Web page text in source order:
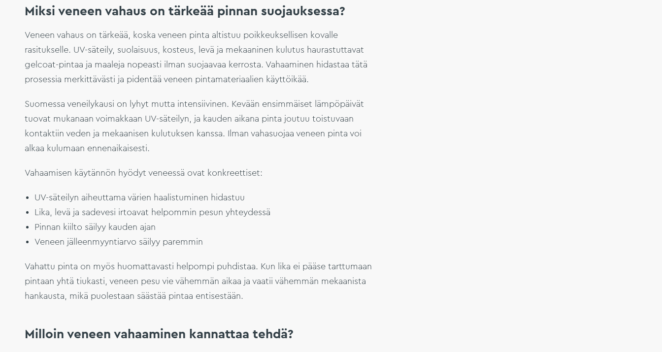
Miksi veneen vahaus on tärkeää pinnan suojauksessa?
Veneen vahaus on tärkeää, koska veneen pinta altistuu poikkeuksellisen kovalle
rasitukselle. UV-säteily, suolaisuus, kosteus, levä ja mekaaninen kulutus haurastuttavat
gelcoat-pintaa ja maaleja nopeasti ilman suojaavaa kerrosta. Vahaaminen hidastaa tätä
prosessia merkittävästi ja pidentää veneen pintamateriaalien käyttöikää.
Suomessa veneilykausi on lyhyt mutta intensiivinen. Kevään ensimmäiset lämpöpäivät
tuovat mukanaan voimakkaan UV-säteilyn, ja kauden aikana pinta joutuu toistuvaan
kontaktiin veden ja mekaanisen kulutuksen kanssa. Ilman vahasuojaa veneen pinta voi
alkaa kulumaan ennenaikaisesti.
Vahaamisen käytännön hyödyt veneessä ovat konkreettiset:
UV-säteilyn aiheuttama värien haalistuminen hidastuu
Lika, levä ja sadevesi irtoavat helpommin pesun yhteydessä
Pinnan kiilto säilyy kauden ajan
Veneen jälleenmyyntiarvo säilyy paremmin
Vahattu pinta on myös huomattavasti helpompi puhdistaa. Kun lika ei pääse tarttumaan
pintaan yhtä tiukasti, veneen pesu vie vähemmän aikaa ja vaatii vähemmän mekaanista
hankausta, mikä puolestaan säästää pintaa entisestään.
Milloin veneen vahaaminen kannattaa tehdä?